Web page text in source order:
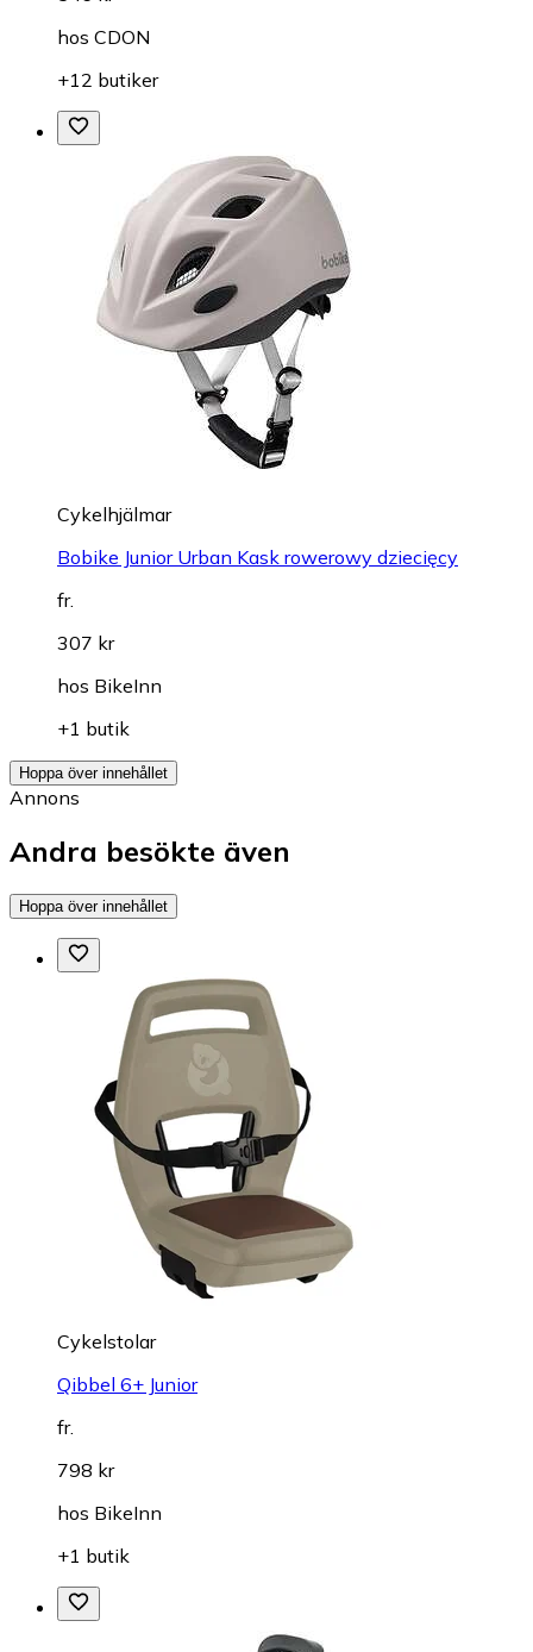
hos CDON
+12 butiker
Cykelhjälmar
Bobike Junior Urban Kask rowerowy dziecięcy
fr.
307 kr
hos BikeInn
+1 butik
Hoppa över innehållet
Annons
Andra besökte även
Hoppa över innehållet
Cykelstolar
Qibbel 6+ Junior
fr.
798 kr
hos BikeInn
+1 butik